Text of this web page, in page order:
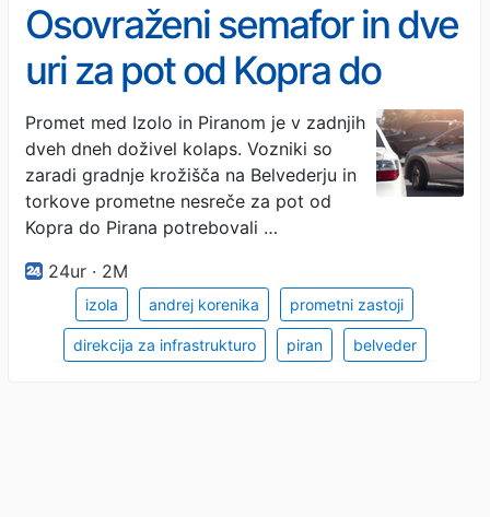
Osovraženi semafor in dve
uri za pot od Kopra do
Pirana
Promet med Izolo in Piranom je v zadnjih
dveh dneh doživel kolaps. Vozniki so
zaradi gradnje krožišča na Belvederju in
torkove prometne nesreče za pot od
Kopra do Pirana potrebovali …
24ur · 2M
izola andrej korenika prometni zastoji
direkcija za infrastrukturo piran belveder